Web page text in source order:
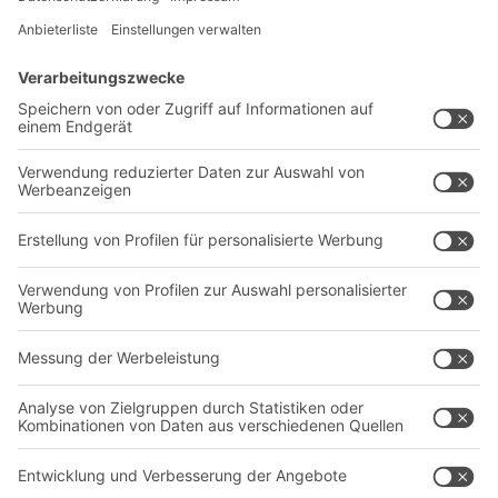
Lösungen
Intralogistiklösungen
Regalsysteme
Transportsysteme
Dienstleistungen
Kontaktformular
Unternehmen
Über uns
Produktionsstandorte
Karriere
Follow us